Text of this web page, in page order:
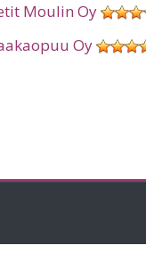
Moulin Oy
Oy